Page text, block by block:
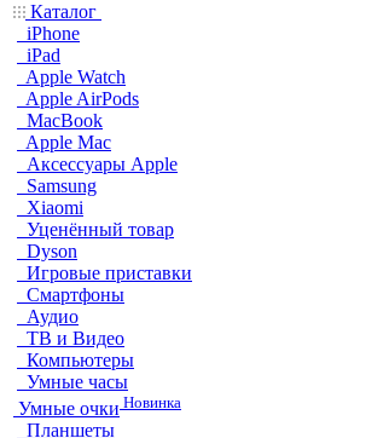
Каталог
iPhone
iPad
Apple Watch
Apple AirPods
MacBook
Apple Mac
Аксессуары Apple
Samsung
Xiaomi
Уценённый товар
Dyson
Игровые приставки
Смартфоны
Аудио
ТВ и Видео
Компьютеры
Умные часы
Умные очки Новинка
Планшеты